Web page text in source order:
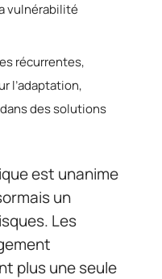
vulnérabilité
récurrentes,
l’adaptation,
des solutions
est unanime
un
Les
plus une seule